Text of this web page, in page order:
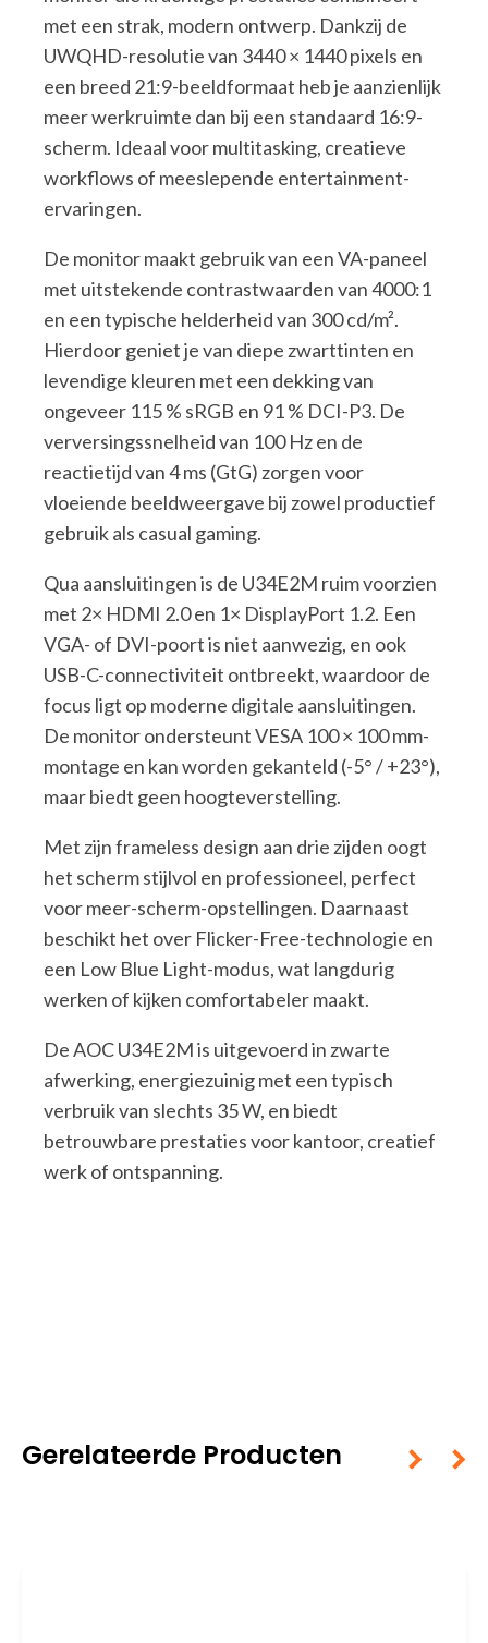
met een strak, modern ontwerp. Dankzij de
UWQHD-resolutie van 3440 × 1440 pixels en
een breed 21:9-beeldformaat heb je aanzienlijk
meer werkruimte dan bij een standaard 16:9-
scherm. Ideaal voor multitasking, creatieve
workflows of meeslepende entertainment-
ervaringen.
De monitor maakt gebruik van een VA-paneel
met uitstekende contrastwaarden van 4000:1
en een typische helderheid van 300 cd/m².
Hierdoor geniet je van diepe zwarttinten en
levendige kleuren met een dekking van
ongeveer 115 % sRGB en 91 % DCI-P3. De
verversingssnelheid van 100 Hz en de
reactietijd van 4 ms (GtG) zorgen voor
vloeiende beeldweergave bij zowel productief
gebruik als casual gaming.
Qua aansluitingen is de U34E2M ruim voorzien
met 2× HDMI 2.0 en 1× DisplayPort 1.2. Een
VGA- of DVI-poort is niet aanwezig, en ook
USB-C-connectiviteit ontbreekt, waardoor de
focus ligt op moderne digitale aansluitingen.
De monitor ondersteunt VESA 100 × 100 mm-
montage en kan worden gekanteld (-5° / +23°),
maar biedt geen hoogteverstelling.
Met zijn frameless design aan drie zijden oogt
het scherm stijlvol en professioneel, perfect
voor meer-scherm-opstellingen. Daarnaast
beschikt het over Flicker-Free-technologie en
een Low Blue Light-modus, wat langdurig
werken of kijken comfortabeler maakt.
De AOC U34E2M is uitgevoerd in zwarte
afwerking, energiezuinig met een typisch
verbruik van slechts 35 W, en biedt
betrouwbare prestaties voor kantoor, creatief
werk of ontspanning.
Gerelateerde Producten